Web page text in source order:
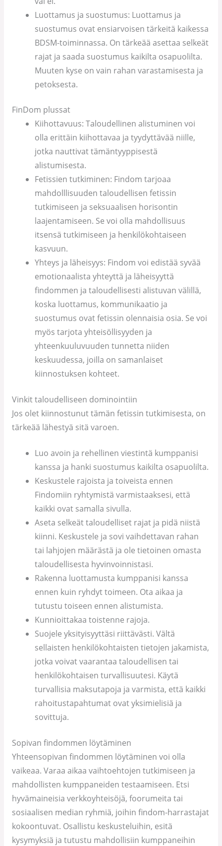
Luottamus ja suostumus: Luottamus ja
suostumus ovat ensiarvoisen tärkeitä kaikessa
BDSM-toiminnassa. On tärkeää asettaa selkeät
rajat ja saada suostumus kaikilta osapuolilta.
Muuten kyse on vain rahan varastamisesta ja
petoksesta.
FinDom plussat
Kiihottavuus: Taloudellinen alistuminen voi
olla erittäin kiihottavaa ja tyydyttävää niille,
jotka nauttivat tämäntyyppisestä
alistumisesta.
Fetissien tutkiminen: Findom tarjoaa
mahdolllisuuden taloudellisen fetissin
tutkimiseen ja seksuaalisen horisontin
laajentamiseen. Se voi olla mahdollisuus
itsensä tutkimiseen ja henkilökohtaiseen
kasvuun.
Yhteys ja läheisyys: Findom voi edistää syvää
emotionaalista yhteyttä ja läheisyyttä
findommen ja taloudellisesti alistuvan välillä,
koska luottamus, kommunikaatio ja
suostumus ovat fetissin olennaisia osia. Se voi
myös tarjota yhteisöllisyyden ja
yhteenkuuluvuuden tunnetta niiden
keskuudessa, joilla on samanlaiset
kiinnostuksen kohteet.
Vinkit taloudelliseen dominointiin
Jos olet kiinnostunut tämän fetissin tutkimisesta, on
tärkeää lähestyä sitä varoen.
Luo avoin ja rehellinen viestintä kumppanisi
kanssa ja hanki suostumus kaikilta osapuolilta.
Keskustele rajoista ja toiveista ennen
Findomiin ryhtymistä varmistaaksesi, että
kaikki ovat samalla sivulla.
Aseta selkeät taloudelliset rajat ja pidä niistä
kiinni. Keskustele ja sovi vaihdettavan rahan
tai lahjojen määrästä ja ole tietoinen omasta
taloudellisesta hyvinvoinnistasi.
Rakenna luottamusta kumppanisi kanssa
ennen kuin ryhdyt toimeen. Ota aikaa ja
tutustu toiseen ennen alistumista.
Kunnioittakaa toistenne rajoja.
Suojele yksityisyyttäsi riittävästi. Vältä
sellaisten henkilökohtaisten tietojen jakamista,
jotka voivat vaarantaa taloudellisen tai
henkilökohtaisen turvallisuutesi. Käytä
turvallisia maksutapoja ja varmista, että kaikki
rahoitustapahtumat ovat yksimielisiä ja
sovittuja.
Sopivan findommen löytäminen
Yhteensopivan findommen löytäminen voi olla
vaikeaa. Varaa aikaa vaihtoehtojen tutkimiseen ja
mahdollisten kumppaneiden testaamiseen. Etsi
hyvämaineisia verkkoyhteisöjä, foorumeita tai
sosiaalisen median ryhmiä, joihin findom-harrastajat
kokoontuvat. Osallistu keskusteluihin, esitä
kysymyksiä ja tutustu mahdollisiin kumppaneihin